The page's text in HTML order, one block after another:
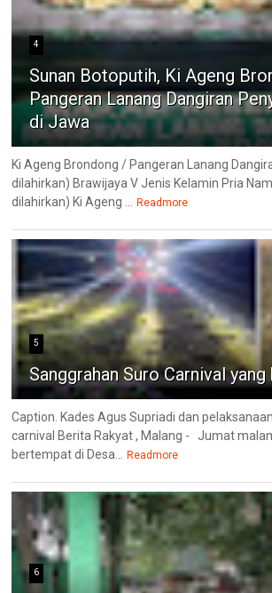
4
Sunan Botoputih, Ki Ageng
Pangeran Lanang Dangiran
di Jawa
Ki Ageng Brondong / Pangeran Lanang
dilahirkan) Brawijaya V Jenis Kelamin Pria
dilahirkan) Ki Ageng ...
Readmore
5
Sanggrahan Suro Carnival yang
Caption. Kades Agus Supriadi dan
carnival Berita Rakyat , Malang - Jumat
bertempat di Desa...
Readmore
6